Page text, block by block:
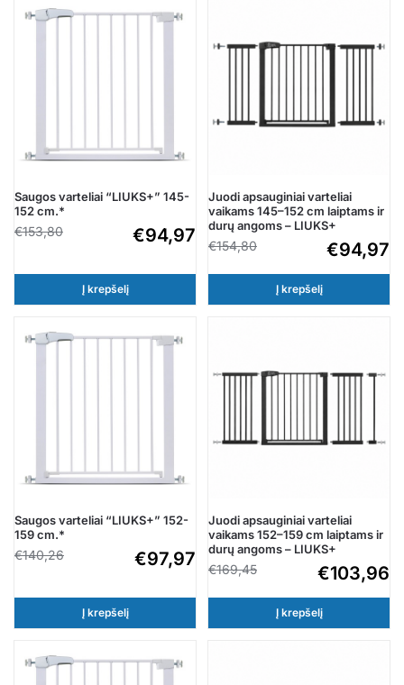
Saugos varteliai “LIUKS+” 145-
152 cm.*
€153,80 €94,97
Į krepšelį
Juodi apsauginiai varteliai
vaikams 145–152 cm laiptams ir
durų angoms – LIUKS+
€154,80 €94,97
Į krepšelį
Saugos varteliai “LIUKS+” 152-
159 cm.*
€140,26 €97,97
Į krepšelį
Juodi apsauginiai varteliai
vaikams 152–159 cm laiptams ir
durų angoms – LIUKS+
€169,45 €103,96
Į krepšelį